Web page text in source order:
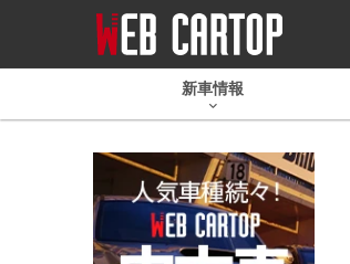
新車情報